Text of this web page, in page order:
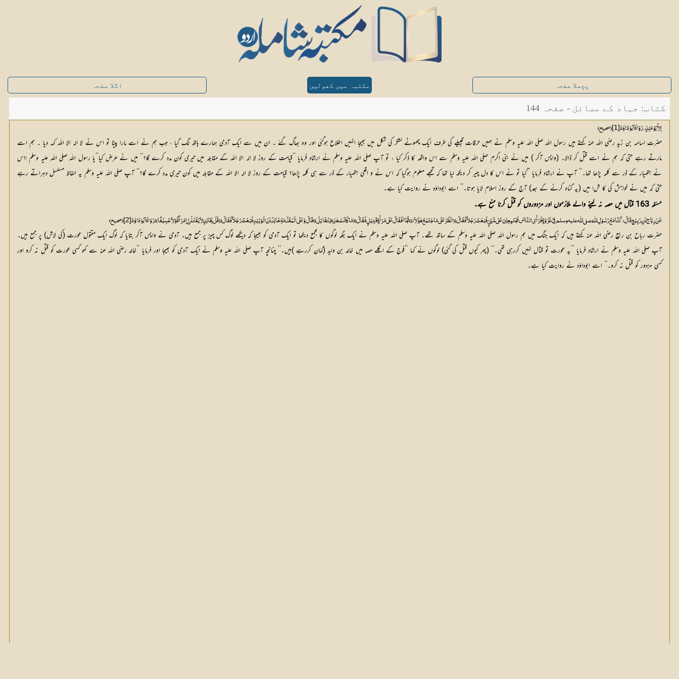
پچھلا صفحہ مکتبہ میں کھولیں اگلا صفحہ
کتاب: جہاد کے مسائل - صفحہ 144
اِلاَّ یَوْمَئِذٍ۔ رَوَاہُ اَبُوْدَاؤٗدَ[1]
حضرت اسامہ بن زید رضی اللہ عنہ کہتے ہیں رسول اللہ صلی اللہ علیہ وسلم نے ہمیں حرقات قبیلے کی طرف ایک چھوٹے لشکر کی شکل میں بھیجا انہیں اطلاع ہوگئی اور وہ بھاگ گئے ۔ ان میں سے ایک آدمی ہمارے ہاتھ لگ گیا ، جب ہم نے اسے مارا پیٹا تو اس نے لا الہ الا اللہ کہہ دیا ۔ ہم اسے
مارتے رہے حتی کہ ہم نے اسے قتل کر ڈالا۔ (واپس آکر ) میں نے بنی اکرم صلی اللہ علیہ وسلم سے اس واقعہ کا ذکر کیا ، تو آپ صلی اللہ علیہ وسلم نے ارشاد فرمایا ’’قیامت کے روز لا الہ الا اللہ کے مقابلہ میں تیری کون مدد کرے گا؟‘‘ میں نے عرض کیا’’یا رسول اللہ صلی اللہ علیہ وسلم !اس
نے ہتھیار کے ڈر سے کلمہ پڑھا تھا۔‘‘ آپ نے ارشاد فرمایا ’’کیا تو نے اس کا دل چیر کر دیکھ لیا تھا کہ تجھے معلوم ہوگیا کہ اس نے و اقعی ہتھیار کے ڈر سے ہی کلمہ پڑھا؟ قیامت کے روز لا الہ الا اللہ کے مقابلہ میں کون تیری مدد کرے گا؟‘‘ آپ صلی اللہ علیہ وسلم یہ الفاظ مسلسل دہراتے رہے
حتی کہ میں نے خواہش کی کا ش! میں (یہ گناہ کرنے کے بعد) آج کے روز اسلام لایا ہوتا۔‘‘ اسے ابوداؤد نے روایت کیا ہے۔
مسئلہ 163 قتال میں حصہ نہ لینے والے ملازموں اور مزدوروں کو قتل کرنا منع ہے۔
عَنْ رِبَاحِ بْنِ رَبِیْعٍ قَالَ : کُنَّا مَعَ رَسُوْلِ اللّٰہِ صلی اللّٰه علیہ وسلم فِیْ غَزْوَۃٍ فَرَأَی النَّاسَ مُجْتَمِعِیْنَ عَلٰی شَیْئٍ فَبَعَثَ رَجُلاً فَقَالَ ((انْظُرْ عَلَی مَاجْتَمَعَ ہٰؤُلاَئِ )) فَجَائَ فَقَالَ عَلَی مْرَأَۃٍ قَتِیْلٍ فَقَالَ ((مَا کَانَتْ ہٰذِہٖ لِتُقَاتِلَ )) قَالَ وَ عَلَی الْمُقَدَّمَۃِ خَالِدُبْنُ الْوَلِیْدِ فَبَعَثَ رَجُلاً فَقَالَ ((قُلْ لِخَالِدٍ لاَ یَقْتُلَنَّ اِمْرَأَۃً وَ لاَ عَسِیْفًا )) رَوَاہُ اَبُوْدَاؤٗدَ[2]
حضرت رباح بن ربیع رضی اللہ عنہ کہتے ہیں کہ ایک جنگ میں ہم رسول اللہ صلی اللہ علیہ وسلم کے ساتھ تھے۔ آپ صلی اللہ علیہ وسلم نے ایک جگہ لوگوں کا مجمع دیکھا تو ایک آدمی کو بھیجا کہ دیکھے لوگ کس چیز پر جمع ہیں۔ آدمی نے واپس آکر بتایا کہ لوگ ایک مقتول عورت (کی لاش) پر جمع ہیں۔
آپ صلی اللہ علیہ وسلم نے ارشاد فرمایا ’’یہ عورت تو قتال نہیں کررہی تھی۔‘‘ (پھر کیوں قتل کی گئی) لوگوں نے کہا ’’فوج کے اگلے حصہ میں خالد بن ولید (کمان کررہے )ہیں۔‘‘ چنانچہ آپ صلی اللہ علیہ وسلم نے ایک آدمی کو بھیجا اور فرمایا ’’خالد رضی اللہ عنہ سے کہو کسی عورت کو قتل نہ کرو اور
کسی مزدور کو قتل نہ کرو۔‘‘ اسے ابوداؤد نے روایت کیا ہے۔